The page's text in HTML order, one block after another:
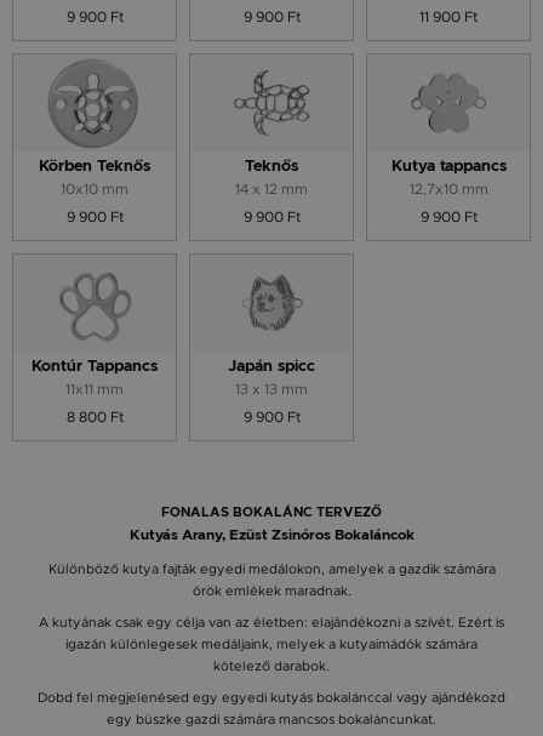
9 900 Ft
9 900 Ft
11 900 Ft
Körben Teknős
10x10 mm
9 900 Ft
Teknős
14 x 12 mm
9 900 Ft
Kutya tappancs
12,7x10 mm
9 900 Ft
Kontúr Tappancs
11x11 mm
8 800 Ft
Japán spicc
13 x 13 mm
9 900 Ft
FONALAS BOKALÁNC TERVEZŐ
Kutyás Arany, Ezüst Zsinóros Bokaláncok
Különböző kutya fajták egyedi medálokon, amelyek a gazdik számára
örök emlékek maradnak.
A kutyának csak egy célja van az életben: elajándékozni a szívét. Ezért is
igazán különlegesek medáljaink, melyek a kutyaimádók számára
kötelező darabok.
Dobd fel megjelenésed egy egyedi kutyás bokalánccal vagy ajándékozd
egy büszke gazdi számára mancsos bokaláncunkat.